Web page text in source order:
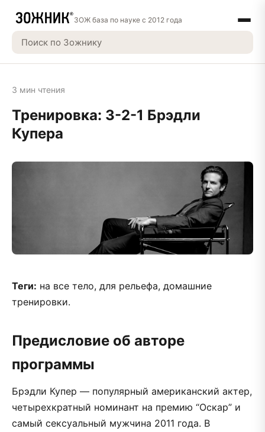
ЗОЖ база по науке с 2012 года
3 мин чтения
Тренировка: 3-2-1 Брэдли
Купера
Теги: на все тело, для рельефа, домашние
тренировки.
Предисловие об авторе
программы
Брэдли Купер — популярный американский актер,
четырехкратный номинант на премию “Оскар” и
самый сексуальный мужчина 2011 года. В